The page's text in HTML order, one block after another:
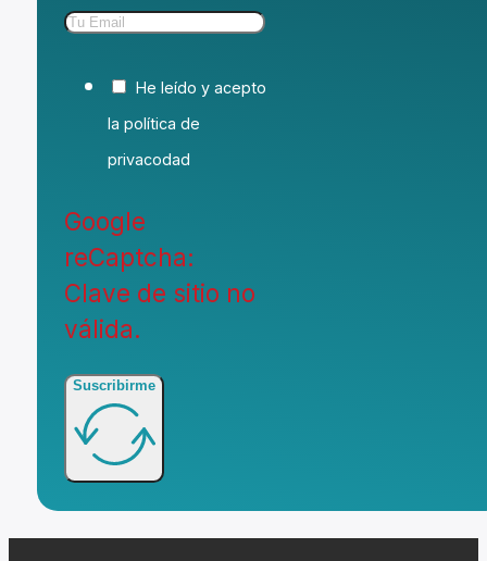
He leído y acepto
la política de
privacodad
Google
reCaptcha:
Clave de sitio no
válida.
Suscribirme